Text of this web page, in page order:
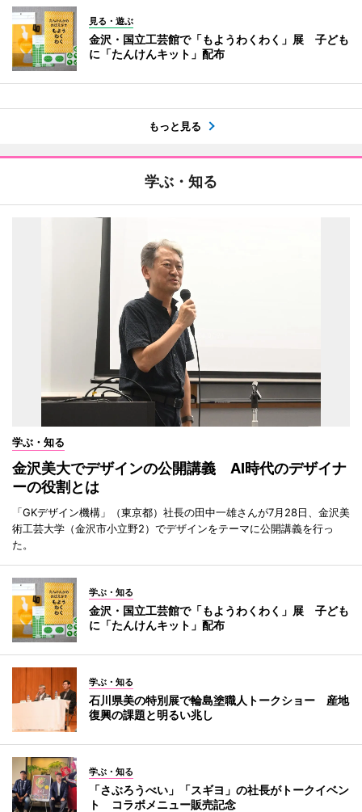
見る・遊ぶ
金沢・国立工芸館で「もようわくわく」展 子ども
に「たんけんキット」配布
もっと見る
学ぶ・知る
学ぶ・知る
金沢美大でデザインの公開講義 AI時代のデザイナ
ーの役割とは
「GKデザイン機構」（東京都）社長の田中一雄さんが7月28日、金沢美
術工芸大学（金沢市小立野2）でデザインをテーマに公開講義を行っ
た。
学ぶ・知る
金沢・国立工芸館で「もようわくわく」展 子ども
に「たんけんキット」配布
学ぶ・知る
石川県美の特別展で輪島塗職人トークショー 産地
復興の課題と明るい兆し
学ぶ・知る
「さぶろうべい」「スギヨ」の社長がトークイベン
ト コラボメニュー販売記念